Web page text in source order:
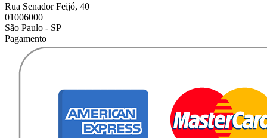
Rua Senador Feijó, 40
01006000
São Paulo - SP
Pagamento